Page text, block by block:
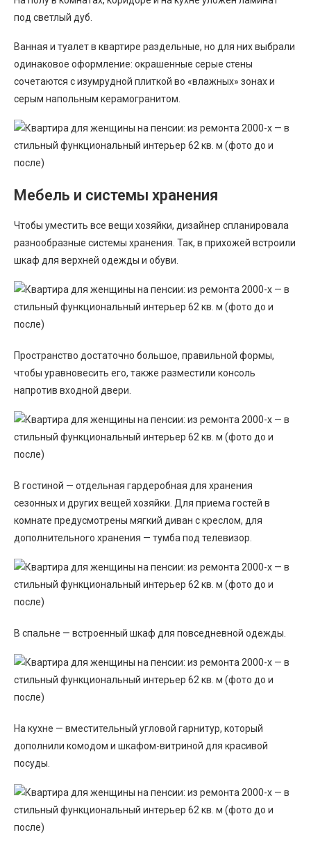
под светлый дуб.
Ванная и туалет в квартире раздельные, но для них выбрали
одинаковое оформление: окрашенные серые стены
сочетаются с изумрудной плиткой во «влажных» зонах и
серым напольным керамогранитом.
Мебель и системы хранения
Чтобы уместить все вещи хозяйки, дизайнер спланировала
разнообразные системы хранения. Так, в прихожей встроили
шкаф для верхней одежды и обуви.
Пространство достаточно большое, правильной формы,
чтобы уравновесить его, также разместили консоль
напротив входной двери.
В гостиной — отдельная гардеробная для хранения
сезонных и других вещей хозяйки. Для приема гостей в
комнате предусмотрены мягкий диван с креслом, для
дополнительного хранения — тумба под телевизор.
В спальне — встроенный шкаф для повседневной одежды.
На кухне — вместительный угловой гарнитур, который
дополнили комодом и шкафом-витриной для красивой
посуды.